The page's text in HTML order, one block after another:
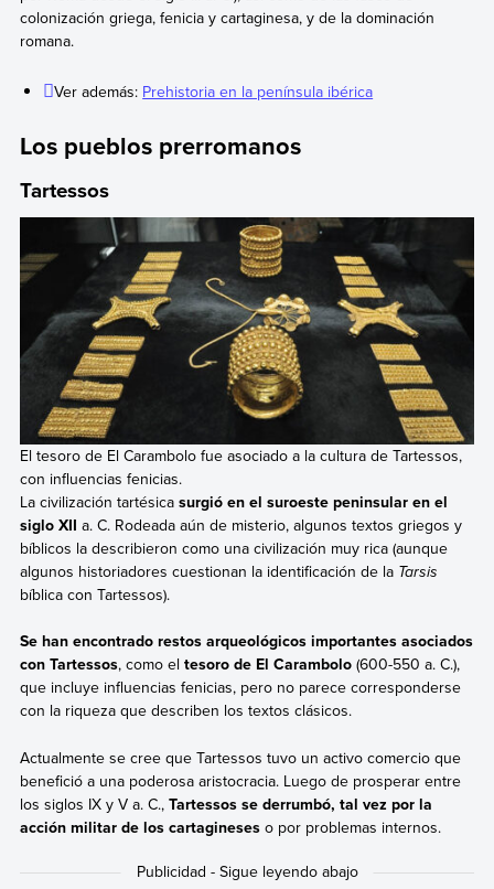
colonización griega, fenicia y cartaginesa, y de la dominación
romana.
Ver además: Prehistoria en la península ibérica
Los pueblos prerromanos
Tartessos
El tesoro de El Carambolo fue asociado a la cultura de Tartessos,
con influencias fenicias.
La civilización tartésica surgió en el suroeste peninsular en el
siglo XII a. C. Rodeada aún de misterio, algunos textos griegos y
bíblicos la describieron como una civilización muy rica (aunque
algunos historiadores cuestionan la identificación de la Tarsis
bíblica con Tartessos).
Se han encontrado restos arqueológicos importantes asociados
con Tartessos, como el tesoro de El Carambolo (600-550 a. C.),
que incluye influencias fenicias, pero no parece corresponderse
con la riqueza que describen los textos clásicos.
Actualmente se cree que Tartessos tuvo un activo comercio que
benefició a una poderosa aristocracia. Luego de prosperar entre
los siglos IX y V a. C., Tartessos se derrumbó, tal vez por la
acción militar de los cartagineseso por problemas internos.